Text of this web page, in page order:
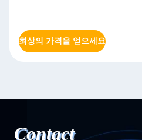
최상의 가격을 얻으세요
Contact